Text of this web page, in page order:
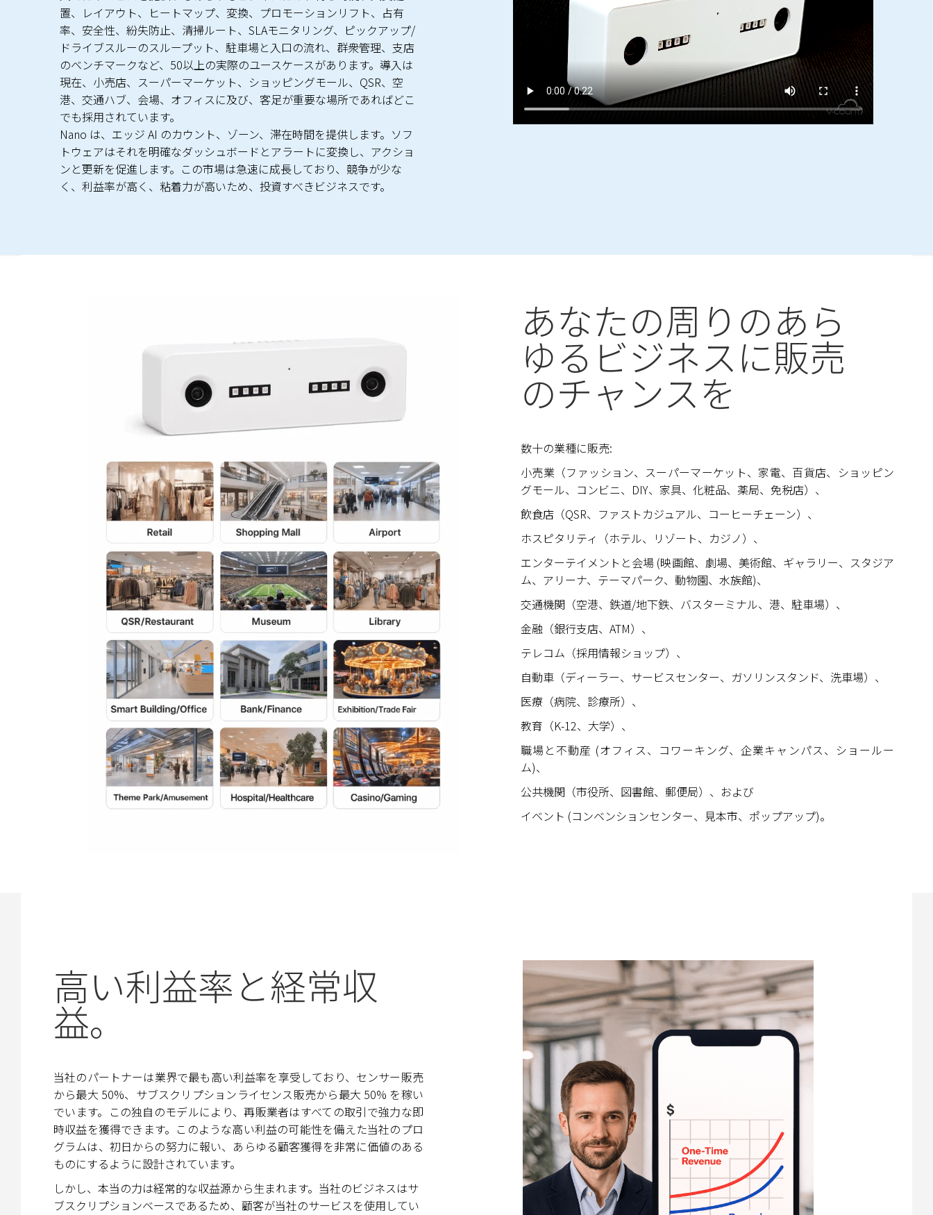
置、レイアウト、ヒートマップ、変換、プロモーションリフト、占有
率、安全性、紛失防止、清掃ルート、SLAモニタリング、ピックアップ/
ドライブスルーのスループット、駐車場と入口の流れ、群衆管理、支店
のベンチマークなど、50以上の実際のユースケースがあります。導入は
現在、小売店、スーパーマーケット、ショッピングモール、QSR、空
港、交通ハブ、会場、オフィスに及び、客足が重要な場所であればどこ
でも採用されています。
Nano は、エッジ AI のカウント、ゾーン、滞在時間を提供します。ソフ
トウェアはそれを明確なダッシュボードとアラートに変換し、アクショ
ンと更新を促進します。この市場は急速に成長しており、競争が少な
く、利益率が高く、粘着力が高いため、投資すべきビジネスです。
あなたの周りのあら
ゆるビジネスに販売
のチャンスを
数十の業種に販売:
小売業（ファッション、スーパーマーケット、家電、百貨店、ショッピン
グモール、コンビニ、DIY、家具、化粧品、薬局、免税店）、
飲食店（QSR、ファストカジュアル、コーヒーチェーン）、
ホスピタリティ（ホテル、リゾート、カジノ）、
エンターテイメントと会場 (映画館、劇場、美術館、ギャラリー、スタジア
ム、アリーナ、テーマパーク、動物園、水族館)、
交通機関（空港、鉄道/地下鉄、バスターミナル、港、駐車場）、
金融（銀行支店、ATM）、
テレコム（採用情報ショップ）、
自動車（ディーラー、サービスセンター、ガソリンスタンド、洗車場）、
医療（病院、診療所）、
教育（K-12、大学）、
職場と不動産 (オフィス、コワーキング、企業キャンパス、ショールー
ム)、
公共機関（市役所、図書館、郵便局）、および
イベント (コンベンションセンター、見本市、ポップアップ)。
高い利益率と経常収
益。
当社のパートナーは業界で最も高い利益率を享受しており、センサー販売
から最大 50%、サブスクリプションライセンス販売から最大 50% を稼い
でいます。この独自のモデルにより、再販業者はすべての取引で強力な即
時収益を獲得できます。このような高い利益の可能性を備えた当社のプロ
グラムは、初日からの努力に報い、あらゆる顧客獲得を非常に価値のある
ものにするように設計されています。
しかし、本当の力は経常的な収益源から生まれます。当社のビジネスはサ
ブスクリプションベースであるため、顧客が当社のサービスを使用してい